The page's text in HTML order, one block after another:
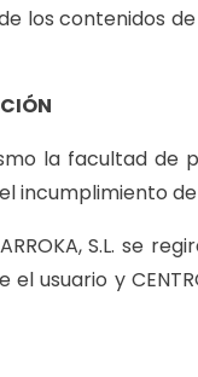
contenidos de
la
incumplimiento
ARROKA, S.L.
y